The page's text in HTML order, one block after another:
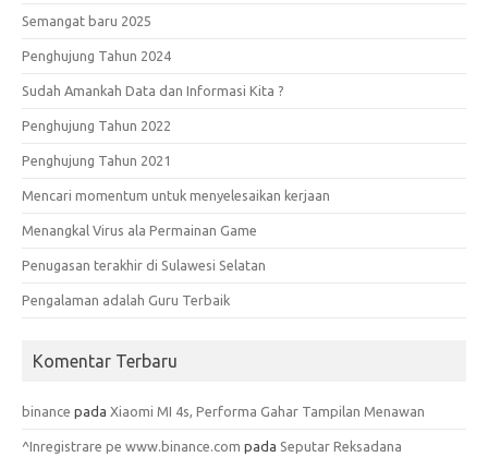
Semangat baru 2025
Penghujung Tahun 2024
Sudah Amankah Data dan Informasi Kita ?
Penghujung Tahun 2022
Penghujung Tahun 2021
Mencari momentum untuk menyelesaikan kerjaan
Menangkal Virus ala Permainan Game
Penugasan terakhir di Sulawesi Selatan
Pengalaman adalah Guru Terbaik
Komentar Terbaru
binance pada Xiaomi MI 4s, Performa Gahar Tampilan Menawan
^Inregistrare pe www.binance.com pada Seputar Reksadana